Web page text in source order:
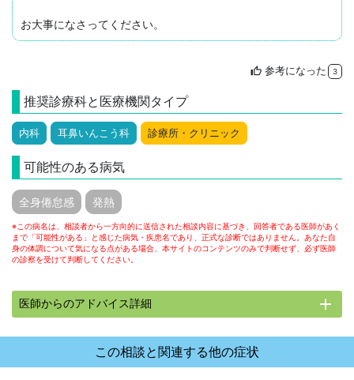
thumb_up 参考になった 3
推奨診療科と医療機関タイプ
内科 耳鼻いんこう科 診療所・クリニック
可能性のある病気
全身倦怠感 発熱
※この病名は、相談者から一方向的に送信された相談内容に基づき、回答者である医師があく
まで「可能性がある」と感じた病気・疾患名であり、正式な診断ではありません。あなた自
身の体調について気になる点がある場合、本サイトのコンテンツのみで判断せず、必ず医師
の診察を受けて判断してください。
医師からのアドバイス詳細 add
この相談と関連する他の症状